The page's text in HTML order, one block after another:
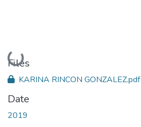
Loading...
Files
KARINA RINCON GONZALEZ.pdf
Date
2019